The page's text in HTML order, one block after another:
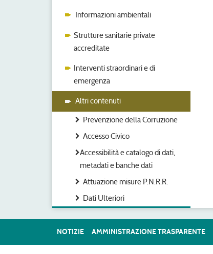
Informazioni ambientali
Strutture sanitarie private
accreditate
Interventi straordinari e di
emergenza
Altri contenuti
Prevenzione della Corruzione
Accesso Civico
Accessibilità e catalogo di dati,
metadati e banche dati
Attuazione misure P.N.R.R.
Dati Ulteriori
NOTIZIE AMMINISTRAZIONE TRASPARENTE